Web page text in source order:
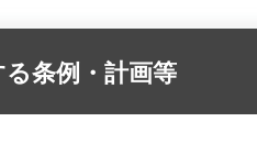
条例・計画等